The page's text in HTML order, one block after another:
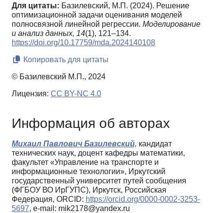
Для цитаты: Базилевский, М.П. (2024). Решение
оптимизационной задачи оценивания моделей
полносвязной линейной регрессии. Моделирование
и анализ данных, 14(1), 121–134.
https://doi.org/10.17759/mda.2024140108
Копировать для цитаты
© Базилевский М.П., 2024
Лицензия: CC BY-NC 4.0
Информация об авторах
Михаил Павлович Базилевский, кандидат
технических наук, доцент кафедры математики,
факультет «Управление на транспорте и
информационные технологии», Иркутский
государственный университет путей сообщения
(ФГБОУ ВО ИрГУПС), Иркутск, Российская
Федерация, ORCID: https://orcid.org/0000-0002-3253-
5697, e-mail: mik2178@yandex.ru